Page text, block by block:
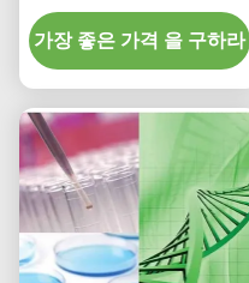
트리를 위한 지속적인 해
결책
가장 좋은 가격 을 구하라